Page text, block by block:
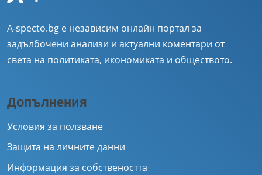
A-specto.bg е независим онлайн портал за
задълбочени анализи и актуални коментари от
света на политиката, икономиката и обществото.
Допълнения
Условия за ползване
Защита на личните данни
Информация за собствеността